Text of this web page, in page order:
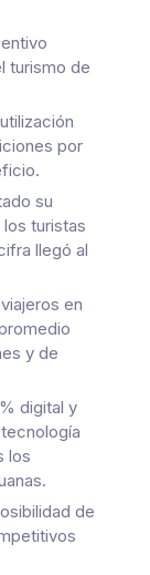
turismo de
por
su
turistas
llegó al
en
y de
digital y
los
de